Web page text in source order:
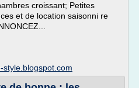
croissant; Petites
et de location saisonni re
style.blogspot.com